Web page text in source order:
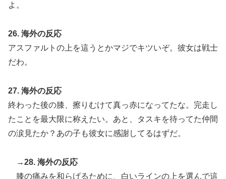
よ。
26. 海外の反応
アスファルトの上を這うとかマジでキツいぞ。彼女は戦士
だわ。
27. 海外の反応
終わった後の膝、擦りむけて真っ赤になってたな。完走し
たことを最大限に称えたい。あと、タスキを待ってた仲間
の涙見たか？あの子も彼女に感謝してるはずだ。
→28. 海外の反応
膝の痛みを和らげるために、白いラインの上を選んで這